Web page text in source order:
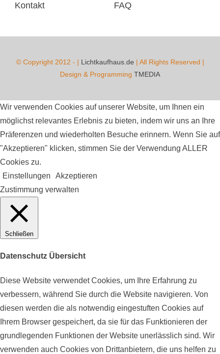
Kontakt FAQ
© Copyright 2012 - | Lichtkaufhaus.de | All Rights Reserved |
Design & Programming TMEDIA
Wir verwenden Cookies auf unserer Website, um Ihnen ein
möglichst relevantes Erlebnis zu bieten, indem wir uns an Ihre
Präferenzen und wiederholten Besuche erinnern. Wenn Sie auf
"Akzeptieren" klicken, stimmen Sie der Verwendung ALLER
Cookies zu.
Einstellungen
Akzeptieren
Zustimmung verwalten
Schließen
Datenschutz Übersicht
Diese Website verwendet Cookies, um Ihre Erfahrung zu
verbessern, während Sie durch die Website navigieren. Von
diesen werden die als notwendig eingestuften Cookies auf
Ihrem Browser gespeichert, da sie für das Funktionieren der
grundlegenden Funktionen der Website unerlässlich sind. Wir
verwenden auch Cookies von Drittanbietern, die uns helfen zu